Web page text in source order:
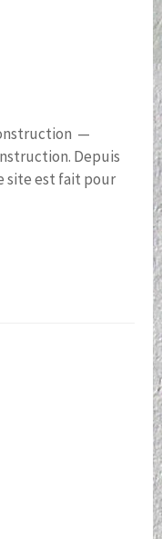
—
Depuis
site est fait pour